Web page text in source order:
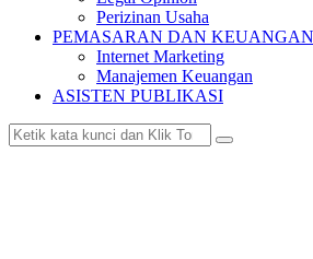
Perizinan Usaha
PEMASARAN DAN KEUANGAN
Internet Marketing
Manajemen Keuangan
ASISTEN PUBLIKASI